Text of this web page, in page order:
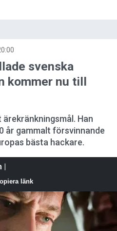
svenska
kommer nu till
Han
år gammalt försvinnande
bästa hackare.
|
länk